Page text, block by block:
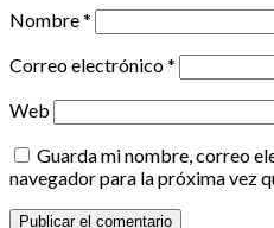
Nombre*
Correo electrónico*
Web
Guarda mi nombre, correo
navegador para la próxima vez